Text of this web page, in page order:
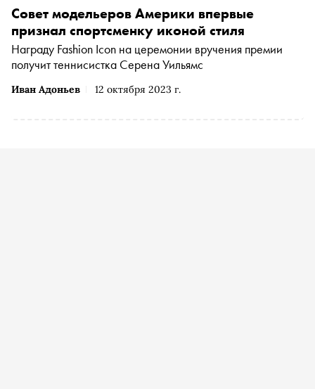
Иван Адоньев 12 октября 2023 г.
Совет модельеров Америки впервые
признал спортсменку иконой стиля
Награду Fashion Icon на церемонии вручения премии
получит теннисистка Серена Уильямс